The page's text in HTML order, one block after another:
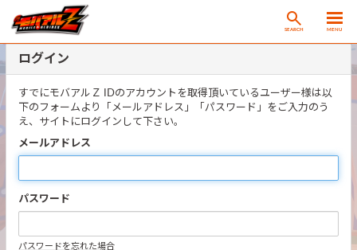
SEARCH MENU
ログイン
すでにモバアルＺ IDのアカウントを取得頂いているユーザー様は以
下のフォームより「メールアドレス」「パスワード」をご入力のう
え、サイトにログインして下さい。
メールアドレス
パスワード
パスワードを忘れた場合